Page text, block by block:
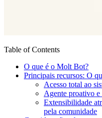
Table of Contents
O que é o Molt Bot?
Principais recursos: O
Acesso total ao
Agente proativo e
Extensibilidade
pela comunidade